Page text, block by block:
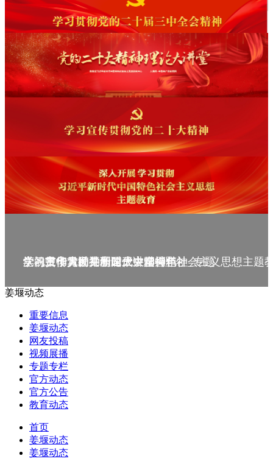
庆祝中华人民共和国成立75周年
学习贯彻党的二十届三中全会精神_专题
党的二十大精神理论大讲堂--理论
学习宣传贯彻党的二十大精神
学习贯彻习近平新时代中国特色社会主义思想主题
姜堰动态
重要信息
姜堰动态
网友投稿
视频展播
专题专栏
官方动态
官方公告
教育动态
首页
姜堰动态
姜堰动态